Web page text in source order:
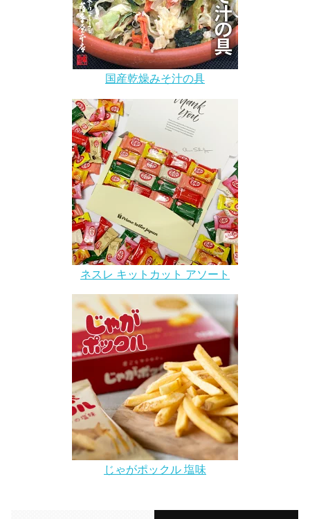
国産乾燥みそ汁の具
ネスレ キットカット アソート
じゃがポックル 塩味